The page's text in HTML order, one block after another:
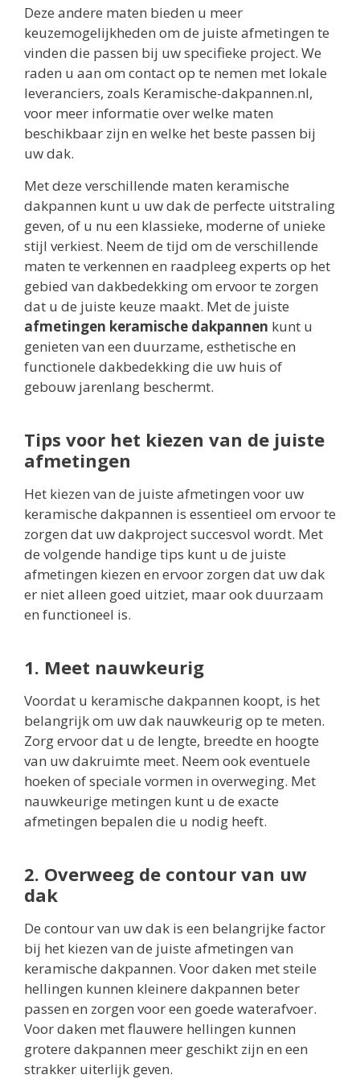
Deze andere maten bieden u meer
keuzemogelijkheden om de juiste afmetingen te
vinden die passen bij uw specifieke project. We
raden u aan om contact op te nemen met lokale
leveranciers, zoals Keramische-dakpannen.nl,
voor meer informatie over welke maten
beschikbaar zijn en welke het beste passen bij
uw dak.
Met deze verschillende maten keramische
dakpannen kunt u uw dak de perfecte uitstraling
geven, of u nu een klassieke, moderne of unieke
stijl verkiest. Neem de tijd om de verschillende
maten te verkennen en raadpleeg experts op het
gebied van dakbedekking om ervoor te zorgen
dat u de juiste keuze maakt. Met de juiste
afmetingen keramische dakpannen kunt u
genieten van een duurzame, esthetische en
functionele dakbedekking die uw huis of
gebouw jarenlang beschermt.
Tips voor het kiezen van de juiste
afmetingen
Het kiezen van de juiste afmetingen voor uw
keramische dakpannen is essentieel om ervoor te
zorgen dat uw dakproject succesvol wordt. Met
de volgende handige tips kunt u de juiste
afmetingen kiezen en ervoor zorgen dat uw dak
er niet alleen goed uitziet, maar ook duurzaam
en functioneel is.
1. Meet nauwkeurig
Voordat u keramische dakpannen koopt, is het
belangrijk om uw dak nauwkeurig op te meten.
Zorg ervoor dat u de lengte, breedte en hoogte
van uw dakruimte meet. Neem ook eventuele
hoeken of speciale vormen in overweging. Met
nauwkeurige metingen kunt u de exacte
afmetingen bepalen die u nodig heeft.
2. Overweeg de contour van uw
dak
De contour van uw dak is een belangrijke factor
bij het kiezen van de juiste afmetingen van
keramische dakpannen. Voor daken met steile
hellingen kunnen kleinere dakpannen beter
passen en zorgen voor een goede waterafvoer.
Voor daken met flauwere hellingen kunnen
grotere dakpannen meer geschikt zijn en een
strakker uiterlijk geven.